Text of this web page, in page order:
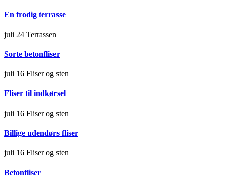
En frodig terrasse
juli 24 Terrassen
Sorte betonfliser
juli 16 Fliser og sten
Fliser til indkørsel
juli 16 Fliser og sten
Billige udendørs fliser
juli 16 Fliser og sten
Betonfliser